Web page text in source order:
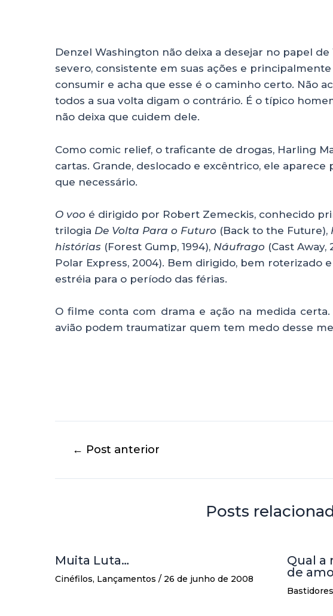
Denzel Washington não deixa a desejar no papel
severo, consistente em suas ações e
consumir e acha que esse é o caminho certo. Não
todos a sua volta digam o contrário. É o típico
não deixa que cuidem dele.
Como comic relief, o traficante de drogas, Harling
cartas. Grande, deslocado e excêntrico, ele
que necessário.
O voo é dirigido por Robert Zemeckis, conhecido
trilogia De Volta Para o Futuro (Back to the Future),
histórias (Forest Gump, 1994), Náufrago (Cast Away,
Polar Express, 2004). Bem dirigido, bem roterizado
estréia para o período das férias.
O filme conta com drama e ação na medida
avião podem traumatizar quem tem medo desse
← Post anterior
Posts
Muita Luta…
Cinéfilos, Lançamentos / 26 de junho de 2008
Qual a
de
Bastidores